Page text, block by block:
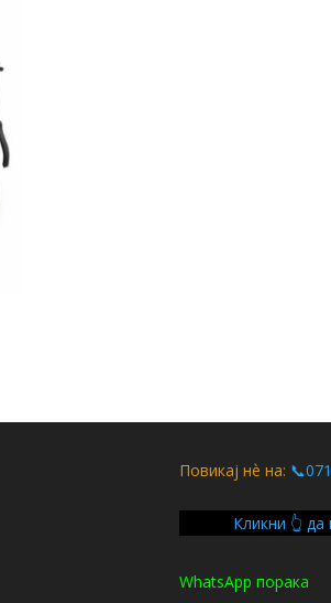
Повикај нѐ на:
Кликни 👆
WhatsApp порака